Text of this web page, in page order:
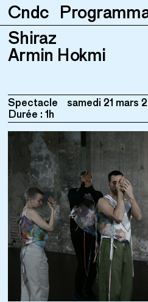
Cndc
Shiraz
Armin Hokmi
Shiraz
Armin Hokmi
Spectacle samedi 21 mars
Durée : 1h